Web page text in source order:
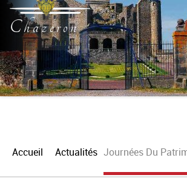
Activités
Histoire
Actualités
Portfolios
Chazeron
Accueil Actualités